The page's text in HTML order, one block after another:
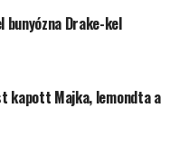
bunyózna Drake-kel
kapott Majka, lemondta a